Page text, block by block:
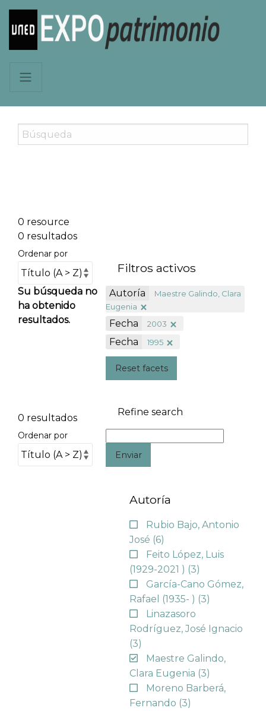
0 resource
0 resultados
Ordenar por
Su búsqueda no
ha obtenido
resultados.
0 resultados
Ordenar por
Filtros activos
Autoría
Maestre Galindo, Clara
Eugenia
Fecha 2003
Fecha 1995
Reset facets
Refine search
Enviar
Autoría
Rubio Bajo, Antonio
José (6)
Feito López, Luis
(1929-2021 ) (3)
García-Cano Gómez,
Rafael (1935- ) (3)
Linazasoro
Rodríguez, José Ignacio
(3)
Maestre Galindo,
Clara Eugenia (3)
Moreno Barberá,
Fernando (3)